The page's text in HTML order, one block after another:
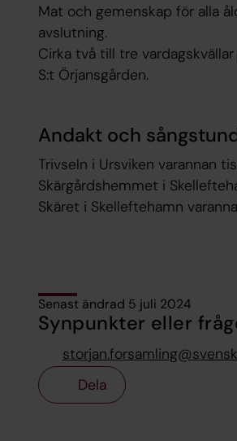
Mat och gemenskap för alla
avslutning.
Cirka två till tre
S:t Örjansgården.
Andakt och
Trivseln i Ursviken varannan
Skärgårdshemmet i
Skäret i Skelleftehamn
Senast ändrad 5 juli 2024
Synpunkter eller
Dela